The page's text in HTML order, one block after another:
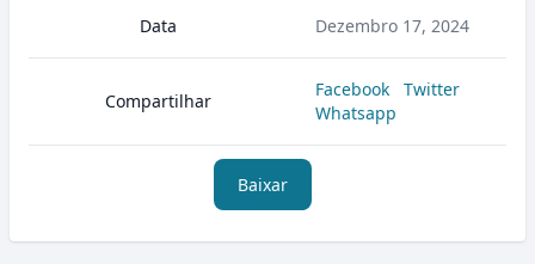
Data Dezembro 17, 2024
Compartilhar
Facebook
Twitter
Whatsapp
Baixar